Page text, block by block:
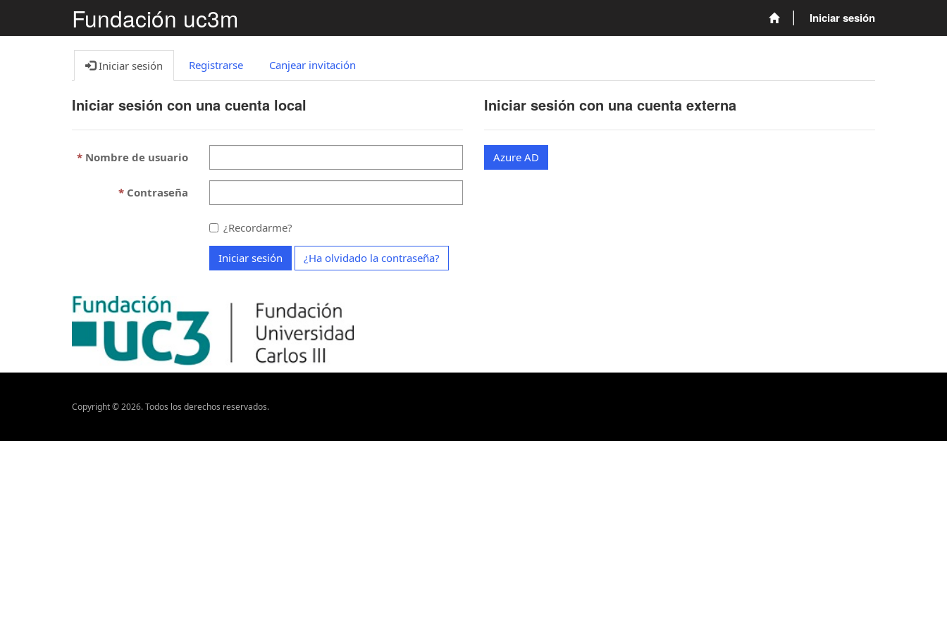
Fundación uc3m Iniciar sesión
Iniciar sesión Registrarse Canjear invitación
Iniciar sesión con una cuenta local
Nombre de usuario
Contraseña
¿Recordarme?
Iniciar sesión ¿Ha olvidado la contraseña?
Iniciar sesión con una cuenta externa
Azure AD
Copyright ©2026. Todos los derechos reservados.